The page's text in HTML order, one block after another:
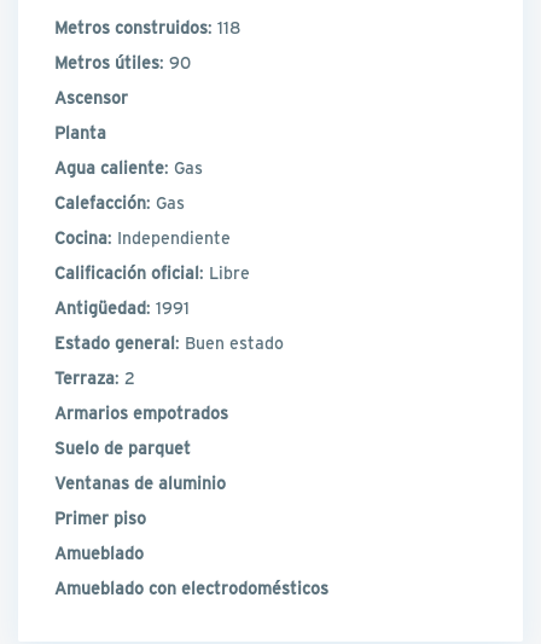
Metros construidos: 118
Metros útiles: 90
Ascensor
Planta
Agua caliente: Gas
Calefacción: Gas
Cocina: Independiente
Calificación oficial: Libre
Antigüedad: 1991
Estado general: Buen estado
Terraza: 2
Armarios empotrados
Suelo de parquet
Ventanas de aluminio
Primer piso
Amueblado
Amueblado con electrodomésticos